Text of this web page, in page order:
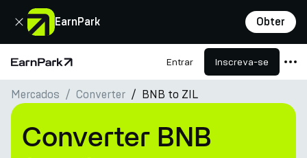
EarnPark Obter
Fechar
Página Inicial Entrar Inscreva-se
Produtos
Mercados
Mercados Converter BNB to ZIL
Converter BNB